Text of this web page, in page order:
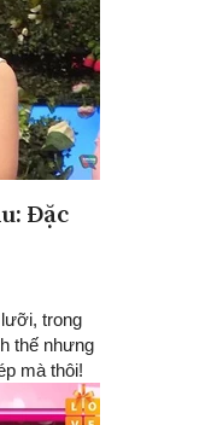
Đặc
trong
thế nhưng
mà thôi!